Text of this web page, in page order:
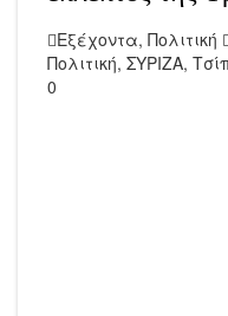
Εξέχοντα, Πολιτική
Πολιτική, ΣΥΡΙΖΑ,
0